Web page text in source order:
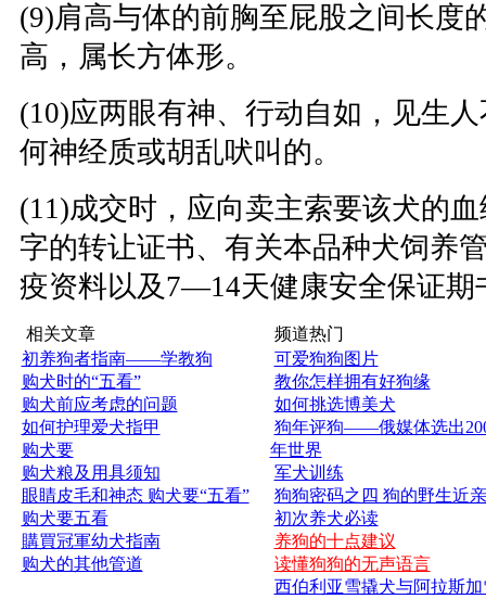
(9)肩高与体的前胸至屁股之间长度
高，属长方体形。
(10)应两眼有神、行动自如，见生
何神经质或胡乱吠叫的。
(11)成交时，应向卖主索要该犬的
字的转让证书、有关本品种犬饲养
疫资料以及7—14天健康安全保证期
相关文章
初养狗者指南——学教狗
购犬时的“五看”
购犬前应考虑的问题
如何护理爱犬指甲
购犬要
购犬粮及用具须知
眼睛皮毛和神态 购犬要“五看”
购犬要五看
購買冠軍幼犬指南
购犬的其他管道
频道热门
可爱狗狗图片
教你怎样拥有好狗缘
如何挑选博美犬
狗年评狗——俄媒体选出
年世界
军犬训练
狗狗密码之四 狗的野生近亲
初次养犬必读
养狗的十点建议
读懂狗狗的无声语言
西伯利亚雪撬犬与阿拉斯加